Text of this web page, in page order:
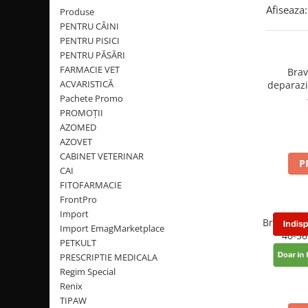
DIETE VETERINARE
ROYAL CANIN DIETE
Calibra Diets
ANTIPARAZITARE EXTERNE
COMPRIMATE
ANTIPARAZITARE INTERNE
VITAMINE ȘI SUPLIMENTE
NUTRACEUTICE
RECOMPENSE
DIETE VETERINARE
DIETĂ USCATĂ
DIETĂ UMEDĂ
ANTIPARAZITARE EXTERNE
ADVANTAGE
ANTIPARAZITARE INTERNE
SUPLIMENTE
Produse
PENTRU CÂINI
PENTRU PISICI
PENTRU PĂSĂRI
FARMACIE VET
ACVARISTICĂ
Pachete Promo
PROMOȚII
AZOMED
AZOVET
CABINET VETERINAR
CAI
FITOFARMACIE
FrontPro
Import
Import EmagMarketplace
PETKULT
PRESCRIPTIE MEDICALA
Regim Special
Renix
TIPAW
Afiseaza:
Bravecto
Bravecto
40-
externă